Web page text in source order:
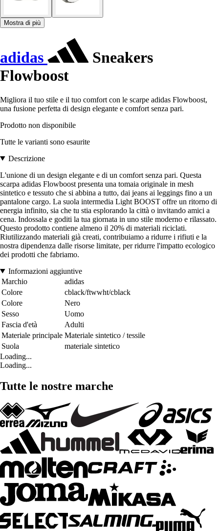
Mostra di più
adidas
Sneakers
Flowboost
Migliora il tuo stile e il tuo comfort con le scarpe adidas Flowboost,
una fusione perfetta di design elegante e comfort senza pari.
Prodotto non disponibile
Tutte le varianti sono esaurite
Descrizione
L'unione di un design elegante e di un comfort senza pari. Questa
scarpa adidas Flowboost presenta una tomaia originale in mesh
sintetico e tessuto che si abbina a tutto, dai jeans ai leggings fino a un
pantalone cargo. La suola intermedia Light BOOST offre un ritorno di
energia infinito, sia che tu stia esplorando la città o invitando amici a
cena. Indossala e goditi la tua giornata in uno stile moderno e rilassato.
Questo prodotto contiene almeno il 20% di materiali riciclati.
Riutilizzando materiali già creati, contribuiamo a ridurre i rifiuti e la
nostra dipendenza dalle risorse limitate, per ridurre l'impatto ecologico
dei prodotti che fabriamo.
Informazioni aggiuntive
Marchio
adidas
Colore
cblack/ftwwht/cblack
Colore
Nero
Sesso
Uomo
Fascia d'età
Adulti
Materiale principale Materiale sintetico / tessile
Suola
materiale sintetico
Loading...
Loading...
Tutte le nostre marche